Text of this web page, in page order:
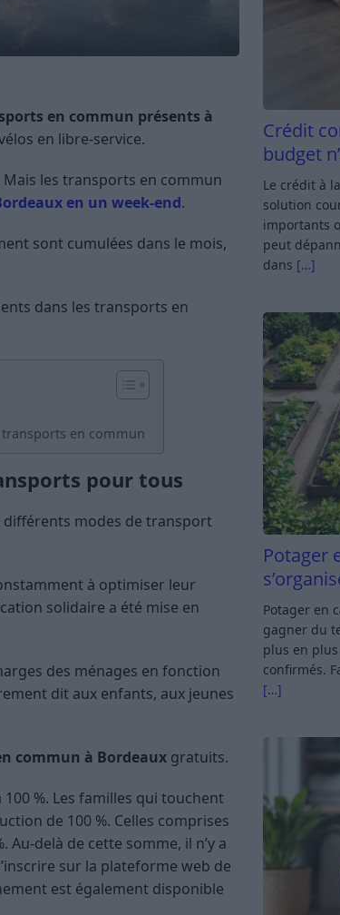
en commun présents à
en libre-service.
les transports en commun
en un week-end.
sont cumulées dans le mois,
dans les transports en
transports en commun
pour tous
modes de transport
à optimiser leur
solidaire a été mise en
des ménages en fonction
dit aux enfants, aux jeunes
commun à Bordeaux gratuits.
%. Les familles qui touchent
de 100 %. Celles comprises
Au-delà de cette somme, il n’y a
sur la plateforme web de
est également disponible
Crédit
budget
Le crédit à
solution
importants
peut
dans […]
Potager
Potager en
gagner du
plus en
confirmés.
[…]